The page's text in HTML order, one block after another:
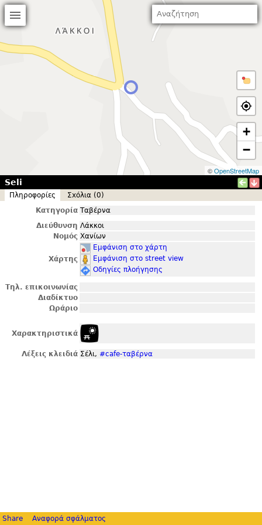
+
−
©OpenStreetMap
Seli
Πληροφορίες
Σxόλια (0)
Κατηγορία Ταβέρνα
Διεύθυνση Λάκκοι
Νομός Χανίων
Χάρτης
Εμφάνιση στο χάρτη
Εμφάνιση στο street view
Οδηγίες πλοήγησης
Τηλ. επικοινωνίας
Διαδίκτυο
Ωράριο
Χαρακτηριστικά
Λέξεις κλειδιά Σέλι, #cafe-ταβέρνα
Share Αναφορά σφάλματος